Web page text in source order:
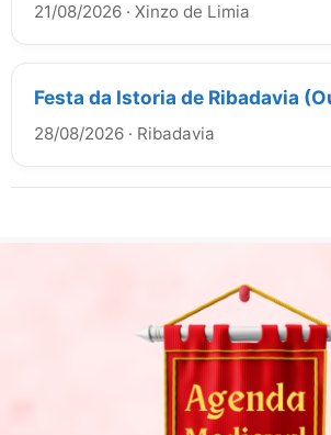
21/08/2026 · Xinzo de Limia
Festa da Istoria de Ribadavia
28/08/2026 · Ribadavia